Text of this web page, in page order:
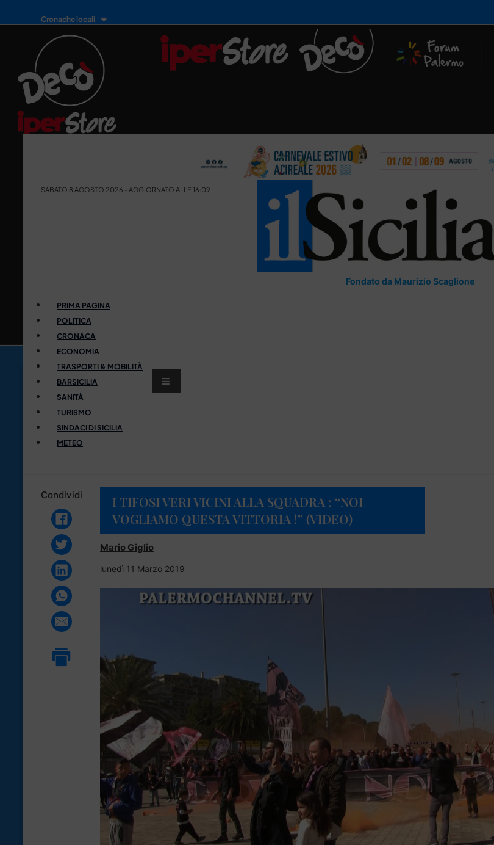
Cronache locali
SABATO 8 AGOSTO 2026 - AGGIORNATO ALLE 16:09
Fondato da Maurizio Scaglione
PRIMA PAGINA
POLITICA
CRONACA
ECONOMIA
TRASPORTI & MOBILITÀ
BARSICILIA
SANITÀ
TURISMO
SINDACI DI SICILIA
METEO
Condividi
I TIFOSI VERI VICINI ALLA SQUADRA : “NOI
VOGLIAMO QUESTA VITTORIA !” (VIDEO)
Mario Giglio
lunedì 11 Marzo 2019